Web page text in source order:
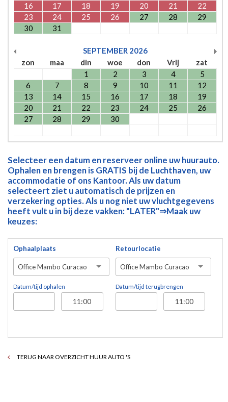
16
17 18 19 20 21
22
23
24 25 26 27 28
29
30
31
SEPTEMBER 2026
zon
maa din woe don Vrij
zat
1
2 3 4
5
6
7 8 9 10 11
12
13
14 15 16 17 18
19
20
21 22 23 24 25
26
27
28 29 30
Selecteer een datum en reserveer online uw huurauto.
Ophalen en brengen is GRATIS bij de Luchthaven, uw
accommodatie of ons Kantoor. Als uw datum
selecteert ziet u automatisch de prijzen en
verzekering opties. Als u nog niet uw vluchtgegevens
heeft vult u in bij deze vakken: "LATER"⇒Maak uw
keuzes:
Ophaalplaats
Office Mambo Curacao
Datum/tijd ophalen
Retourlocatie
Office Mambo Curacao
Datum/tijd terugbrengen
TERUG NAAR OVERZICHT HUUR AUTO 'S